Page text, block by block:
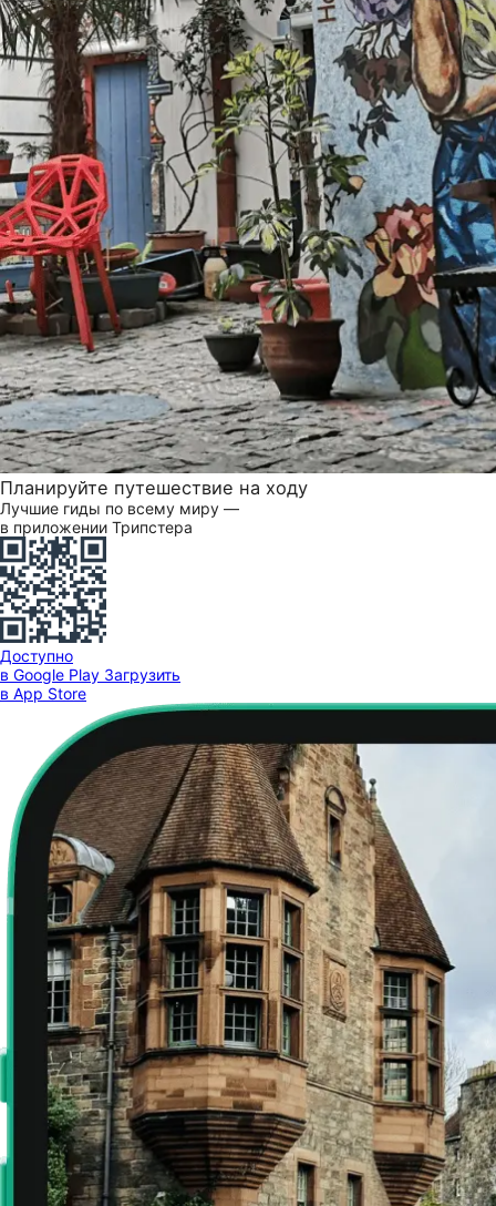
Планируйте путешествие на ходу
Лучшие гиды по всему миру —
в приложении Трипстера
Доступно
в Google Play Загрузить
в App Store